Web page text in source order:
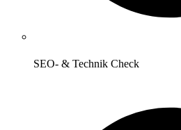
SEO- & Technik Check